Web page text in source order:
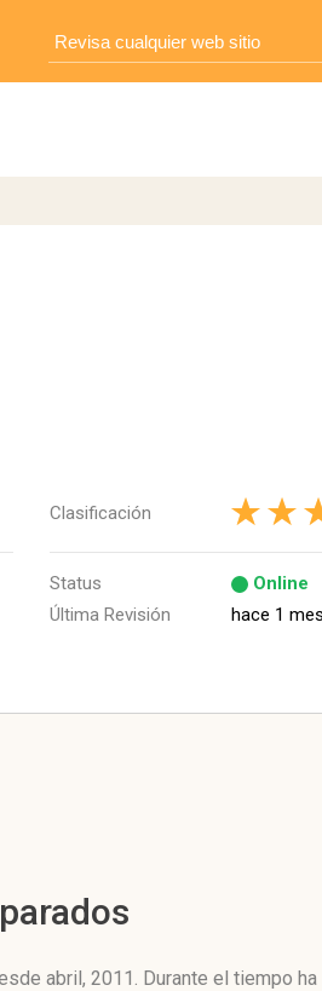
Clasificación
Status
Online
Última Revisión
hace 1 mes
abril, 2011. Durante el tiempo